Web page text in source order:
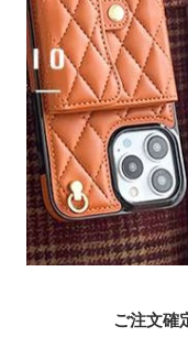
ご注文確